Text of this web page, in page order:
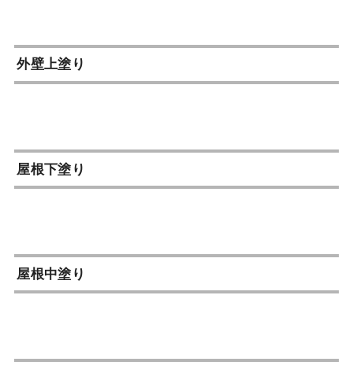
外壁上塗り
屋根下塗り
屋根中塗り